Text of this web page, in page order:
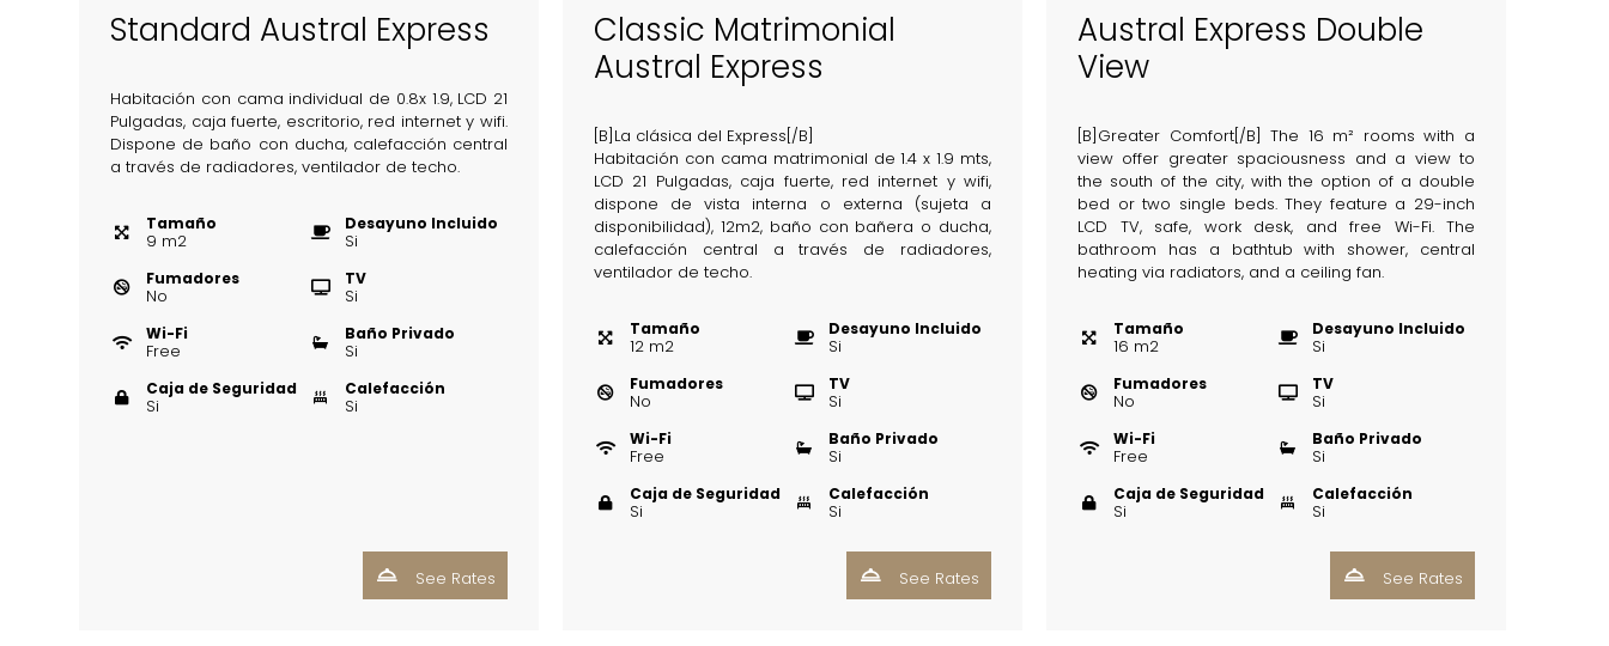
Standard Austral Express
Habitación con cama individual de 0.8x 1.9, LCD 21
Pulgadas, caja fuerte, escritorio, red internet y wifi.
Dispone de baño con ducha, calefacción central
a través de radiadores, ventilador de techo.
Tamaño
9 m2
Desayuno Incluido
Si
Fumadores
No
TV
Si
Wi-Fi
Free
Baño Privado
Si
Caja de Seguridad
Si
Calefacción
Si
See Rates
Classic Matrimonial
Austral Express
[B]La clásica del Express[/B]
Habitación con cama matrimonial de 1.4 x 1.9 mts,
LCD 21 Pulgadas, caja fuerte, red internet y wifi,
dispone de vista interna o externa (sujeta a
disponibilidad), 12m2, baño con bañera o ducha,
calefacción central a través de radiadores,
ventilador de techo.
Tamaño
12 m2
Desayuno Incluido
Si
Fumadores
No
TV
Si
Wi-Fi
Free
Baño Privado
Si
Caja de Seguridad
Si
Calefacción
Si
See Rates
Austral Express Double
View
[B]Greater Comfort[/B] The 16 m² rooms with a
view offer greater spaciousness and a view to
the south of the city, with the option of a double
bed or two single beds. They feature a 29-inch
LCD TV, safe, work desk, and free Wi-Fi. The
bathroom has a bathtub with shower, central
heating via radiators, and a ceiling fan.
Tamaño
16 m2
Desayuno Incluido
Si
Fumadores
No
TV
Si
Wi-Fi
Free
Baño Privado
Si
Caja de Seguridad
Si
Calefacción
Si
See Rates